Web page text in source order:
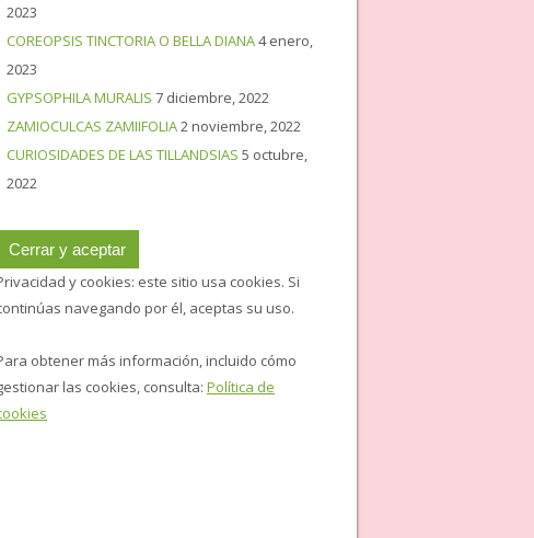
2023
COREOPSIS TINCTORIA O BELLA DIANA4 enero,
2023
GYPSOPHILA MURALIS 7 diciembre, 2022
ZAMIOCULCAS ZAMIIFOLIA2 noviembre, 2022
CURIOSIDADES DE LAS TILLANDSIAS 5 octubre,
2022
y cookies: este sitio usa cookies. Si
navegando por él, aceptas su uso.
obtener más información, incluido cómo
las cookies, consulta: Política de